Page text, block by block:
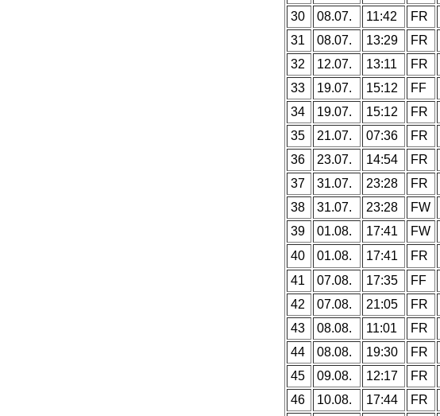
30
08.07. 11:42 FR
31
08.07. 13:29 FR
32
12.07. 13:11 FR
33
19.07. 15:12 FF
34
19.07. 15:12 FR
35
21.07. 07:36 FR
36
23.07. 14:54 FR
37
31.07. 23:28 FR
38
31.07. 23:28 FW
39
01.08. 17:41 FW
40
01.08. 17:41 FR
41
07.08. 17:35 FF
42
07.08. 21:05 FR
43
08.08. 11:01 FR
44
08.08. 19:30 FR
45
09.08. 12:17 FR
46
10.08. 17:44 FR